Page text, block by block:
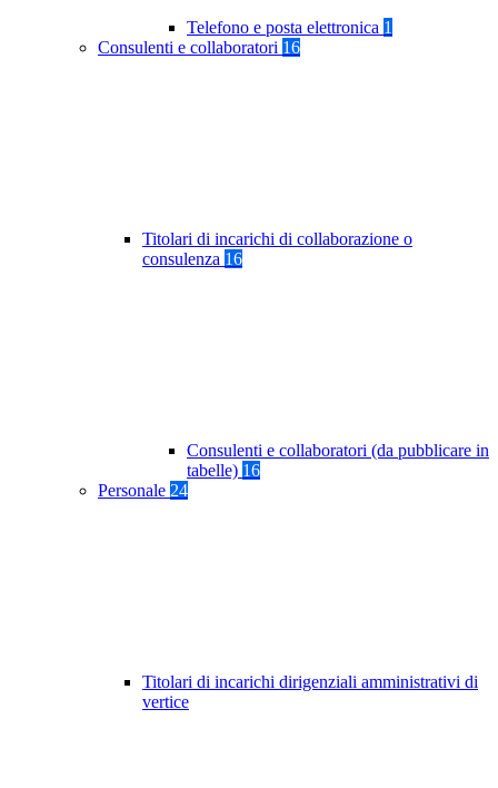
Telefono e posta elettronica 1
Consulenti e collaboratori 16
Titolari di incarichi di collaborazione o
consulenza 16
Consulenti e collaboratori (da pubblicare in
tabelle) 16
Personale 24
Titolari di incarichi dirigenziali amministrativi di
vertice